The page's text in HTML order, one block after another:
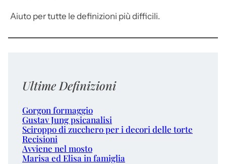
Aiuto per tutte le definizioni più difficili.
Ultime Definizioni
Gorgon formaggio
Gustav Jung psicanalisi
Sciroppo di zucchero per i decori delle torte
Recisioni
Avviene nel mosto
Marisa ed Elisa in famiglia